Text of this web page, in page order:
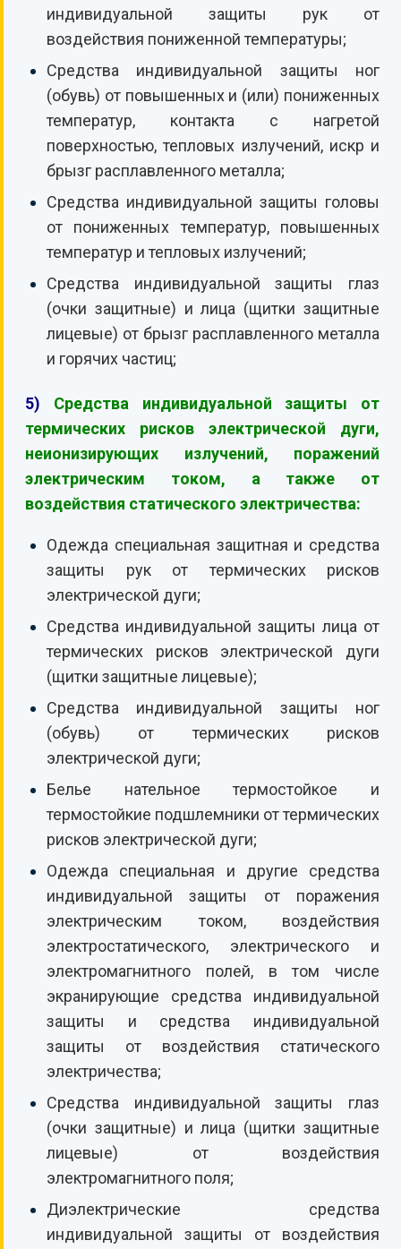
индивидуальной защиты рук от
воздействия пониженной температуры;
Средства индивидуальной защиты ног
(обувь) от повышенных и (или) пониженных
температур, контакта с нагретой
поверхностью, тепловых излучений, искр и
брызг расплавленного металла;
Средства индивидуальной защиты головы
от пониженных температур, повышенных
температур и тепловых излучений;
Средства индивидуальной защиты глаз
(очки защитные) и лица (щитки защитные
лицевые) от брызг расплавленного металла
и горячих частиц;
5)
Средства индивидуальной защиты от
термических рисков электрической дуги,
неионизирующих излучений, поражений
электрическим током, а также от
воздействия статического электричества:
Одежда специальная защитная и средства
защиты рук от термических рисков
электрической дуги;
Средства индивидуальной защиты лица от
термических рисков электрической дуги
(щитки защитные лицевые);
Средства индивидуальной защиты ног
(обувь) от термических рисков
электрической дуги;
Белье нательное термостойкое и
термостойкие подшлемники от термических
рисков электрической дуги;
Одежда специальная и другие средства
индивидуальной защиты от поражения
электрическим током, воздействия
электростатического, электрического и
электромагнитного полей, в том числе
экранирующие средства индивидуальной
защиты и средства индивидуальной
защиты от воздействия статического
электричества;
Средства индивидуальной защиты глаз
(очки защитные) и лица (щитки защитные
лицевые) от воздействия
электромагнитного поля;
Диэлектрические средства
индивидуальной защиты от воздействия